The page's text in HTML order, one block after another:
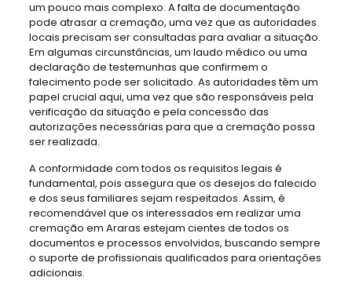
um pouco mais complexo. A falta de documentação
pode atrasar a cremação, uma vez que as autoridades
locais precisam ser consultadas para avaliar a situação.
Em algumas circunstâncias, um laudo médico ou uma
declaração de testemunhas que confirmem o
falecimento pode ser solicitado. As autoridades têm um
papel crucial aqui, uma vez que são responsáveis pela
verificação da situação e pela concessão das
autorizações necessárias para que a cremação possa
ser realizada.
A conformidade com todos os requisitos legais é
fundamental, pois assegura que os desejos do falecido
e dos seus familiares sejam respeitados. Assim, é
recomendável que os interessados em realizar uma
cremação em Araras estejam cientes de todos os
documentos e processos envolvidos, buscando sempre
o suporte de profissionais qualificados para orientações
adicionais.